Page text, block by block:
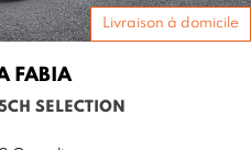
Livraison à domicile
FABIA
SELECTION